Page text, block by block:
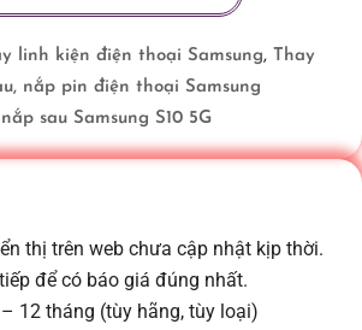
linh kiện điện thoại Samsung, Thay
nắp pin điện thoại Samsung
sau Samsung S10 5G
thị trên web chưa cập nhật kịp thời.
để có báo giá đúng nhất.
12 tháng (tùy hãng, tùy loại)